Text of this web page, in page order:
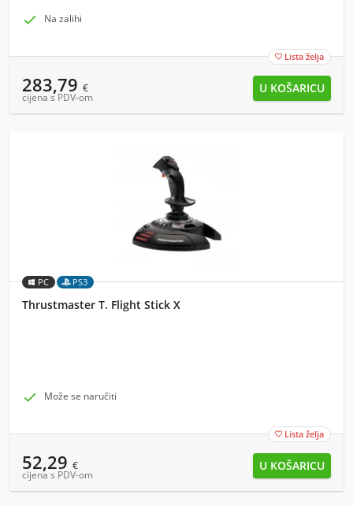
 Na zalihi
 Lista želja
283,79 €
cijena s PDV-om
PC PS3
Thrustmaster T. Flight Stick X
 Može se naručiti
 Lista želja
52,29 €
cijena s PDV-om